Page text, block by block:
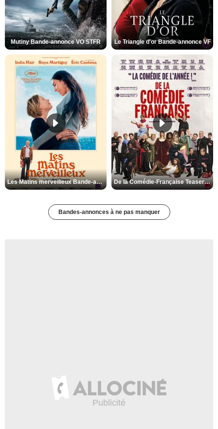
Mutiny Bande-annonce VO STFR Le Triangle d'or Bande-annonce VF
Les Matins merveilleux Bande-annonce VF De la Comédie-Française Teaser VF
Bandes-annonces à ne pas manquer